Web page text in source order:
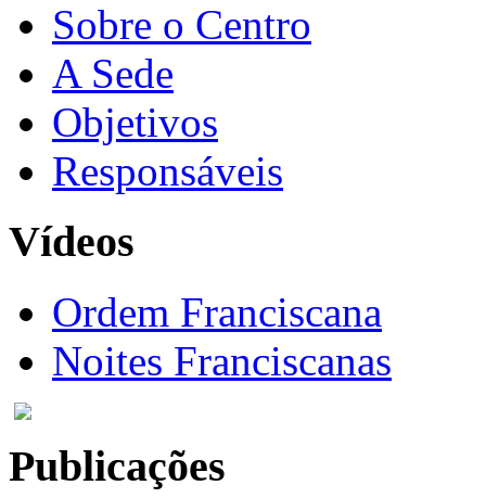
Sobre o Centro
A Sede
Objetivos
Responsáveis
Vídeos
Ordem Franciscana
Noites Franciscanas
Publicações